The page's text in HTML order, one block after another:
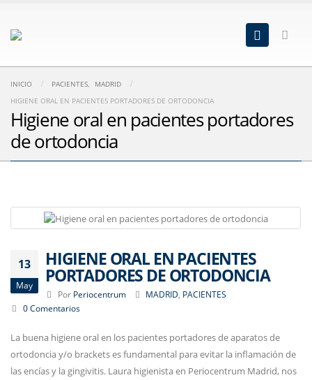
INICIO PACIENTES,
MADRID
HIGIENE ORAL EN PACIENTES PORTADORES DE ORTODONCIA
Higiene oral en pacientes portadores
de ortodoncia
13
May
HIGIENE ORAL EN PACIENTES
PORTADORES DE ORTODONCIA
Por Periocentrum MADRID PACIENTES
0 Comentarios
La buena higiene oral en los pacientes portadores de aparatos de
ortodoncia y/o brackets es fundamental para evitar la inflamación de
las encías y la gingivitis. Laura higienista en Periocentrum Madrid, nos